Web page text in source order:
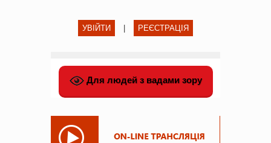
УВІЙТИ РЕЄСТРАЦІЯ
Для людей з вадами зору